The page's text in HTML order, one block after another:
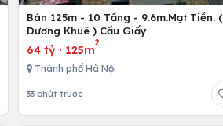
Bán 125m - 10 Tầng - 9.6m.Mạt Tiền. (
Dương Khuê ) Cầu Giấy
64 tỷ · 125m
2
Thành phố Hà Nội
33 phút trước